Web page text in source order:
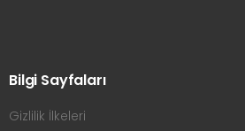
Bilgi Sayfaları
Gizlilik İlkeleri